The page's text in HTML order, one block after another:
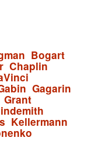
Bogart
Chaplin
Gagarin
Grant
Kellermann